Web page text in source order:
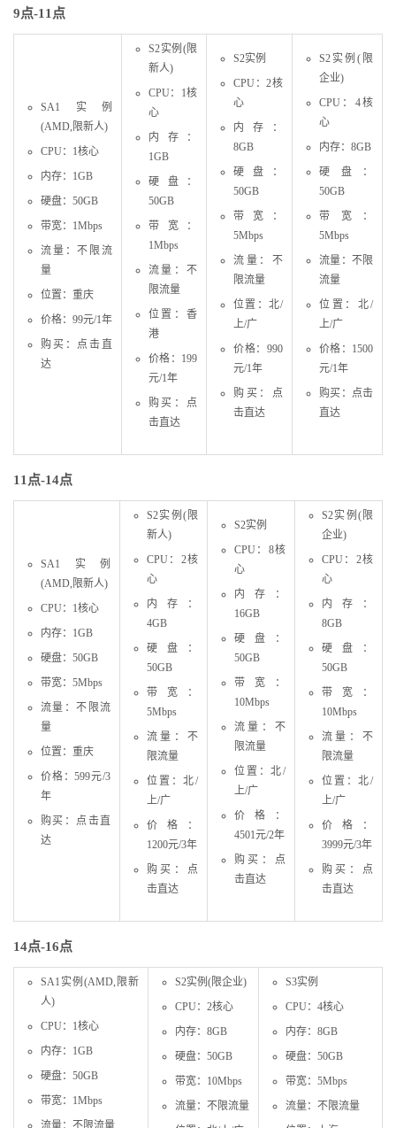
9点-11点
SA1实例
(AMD,限新人)
CPU：1核心
内存：1GB
硬盘：50GB
带宽：1Mbps
流量：不限流
量
位置：重庆
价格：99元/1年
购买：点击直
达
S2实例(限
新人)
CPU：1核
心
内存：
1GB
硬盘：
50GB
带宽：
1Mbps
流量：不
限流量
位置：香
港
价格：199
元/1年
购买：点
击直达
S2实例
CPU：2核
心
内存：
8GB
硬盘：
50GB
带宽：
5Mbps
流量：不
限流量
位置：北/
上/广
价格：990
元/1年
购买：点
击直达
S2实例(限
企业)
CPU：4核
心
内存：8GB
硬盘：
50GB
带宽：
5Mbps
流量：不限
流量
位置：北/
上/广
价格：1500
元/1年
购买：点击
直达
11点-14点
SA1实例
(AMD,限新人)
CPU：1核心
内存：1GB
硬盘：50GB
带宽：5Mbps
流量：不限流
量
位置：重庆
价格：599元/3
年
购买：点击直
达
S2实例(限
新人)
CPU：2核
心
内存：
4GB
硬盘：
50GB
带宽：
5Mbps
流量：不
限流量
位置：北/
上/广
价格：
1200元/3年
购买：点
击直达
S2实例
CPU：8核
心
内存：
16GB
硬盘：
50GB
带宽：
10Mbps
流量：不
限流量
位置：北/
上/广
价格：
4501元/2年
购买：点
击直达
S2实例(限
企业)
CPU：2核
心
内存：
8GB
硬盘：
50GB
带宽：
10Mbps
流量：不
限流量
位置：北/
上/广
价格：
3999元/3年
购买：点
击直达
14点-16点
SA1实例(AMD,限新
人)
CPU：1核心
内存：1GB
硬盘：50GB
带宽：1Mbps
流量：不限流量
S2实例(限企业)
CPU：2核心
内存：8GB
硬盘：50GB
带宽：10Mbps
流量：不限流量
S3实例
CPU：4核心
内存：8GB
硬盘：50GB
带宽：5Mbps
流量：不限流量